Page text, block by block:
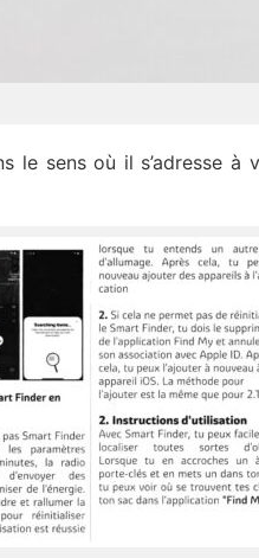
le sens où il s’adresse